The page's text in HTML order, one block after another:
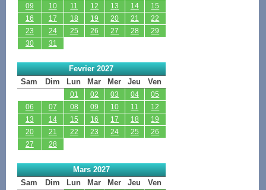
09
10 11 12 13 14
15
16
17 18 19 20 21
22
23
24 25 26 27 28
29
30
31
Fevrier 2027
Sam
Dim Lun Mar Mer Jeu Ven
01 02 03 04
05
06
07 08 09 10 11
12
13
14 15 16 17 18
19
20
21 22 23 24 25
26
27
28
Mars 2027
Sam
Dim Lun Mar Mer Jeu Ven